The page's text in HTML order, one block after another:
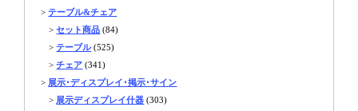
>テーブル&チェア
>セット商品 (84)
>テーブル(525)
>チェア (341)
> 展示･ディスプレイ･掲示･サイン
> 展示ディスプレイ什器 (303)